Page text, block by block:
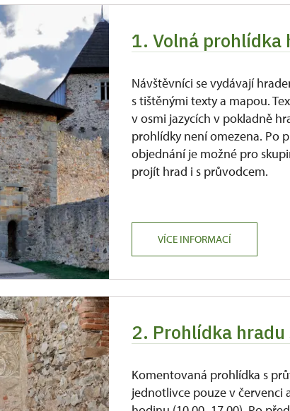
1. Volná prohlídka
Návštěvníci se vydávají
s tištěnými texty a mapou.
v osmi jazycích v pokladně
prohlídky není omezena. Po
objednání je možné pro
projít hrad i s průvodcem.
VÍCE INFORMACÍ
2. Prohlídka
Komentovaná prohlídka s
jednotlivce pouze v červenci